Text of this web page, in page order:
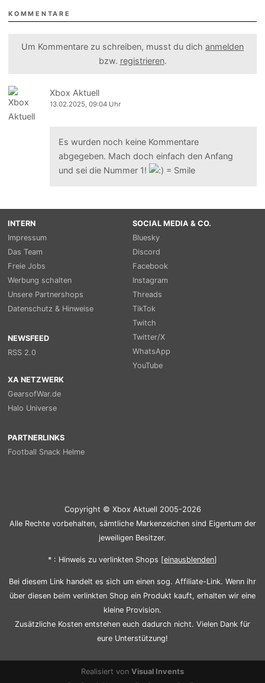
KOMMENTARE
Um Kommentare zu schreiben, musst du dich anmelden
bzw. registrieren.
Xbox Aktuell
13.02.2025, 09:04 Uhr
Es wurden noch keine Kommentare
abgegeben. Mach doch einfach den Anfang
und sei die Nummer 1!
INTERN
Impressum
Das Team
Freie Jobs
Werbung schalten
Unsere Partnershops
Datenschutz & Hinweise
NEWSFEED
RSS 2.0
SOCIAL MEDIA & CO.
Bluesky
Discord
Facebook
Instagram
Threads
TikTok
Twitch
Twitter/X
WhatsApp
YouTube
XA NETZWERK
GearsofWar.de
Halo Universe
PARTNERLINKS
Football Snack Helme
Copyright © Xbox Aktuell 2005-2026
Alle Rechte vorbehalten, sämtliche Markenzeichen sind Eigentum der
jeweiligen Besitzer.
* : Hinweis zu verlinkten Shops [einausblenden]
Bei diesem Link handelt es sich um einen sog. Affiliate-Link. Wenn ihr
über diesen beim verlinkten Shop ein Produkt kauft, erhalten wir eine
kleine Provision.
Zusätzliche Kosten entstehen euch dadurch nicht. Vielen Dank für
eure Unterstützung!
Realisiert von Visual Invents